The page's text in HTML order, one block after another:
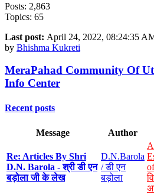
Posts: 2,863
Topics: 65
Last post: April 24, 2022, 08:24:35
by Bhishma Kukreti
MeraPahad Community Of
Info Center
Recent posts
Message Author
Re: Articles By Shri
D.N. Barola - श्री डी एन
बड़ोला जी के लेख
D.N.Barola
/ डी एन
बड़ोला